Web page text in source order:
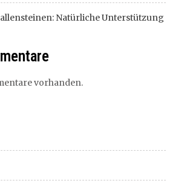
Natürliche Unterstützung
vorhanden.